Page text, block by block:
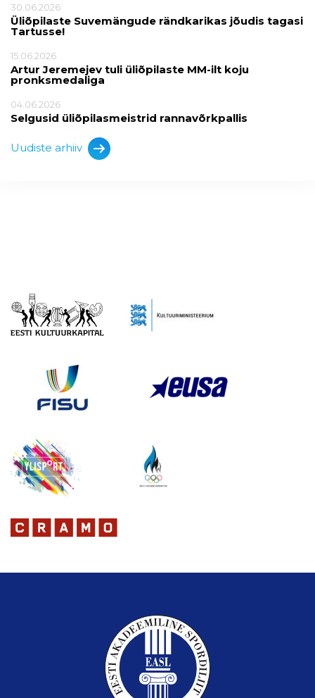
30.06.2026
Üliõpilaste Suvemängude rändkarikas jõudis tagasi
Tartusse!
15.06.2026
Artur Jeremejev tuli üliõpilaste MM-ilt koju
pronksmedaliga
04.06.2026
Selgusid üliõpilasmeistrid rannavõrkpallis
Uudiste arhiiv